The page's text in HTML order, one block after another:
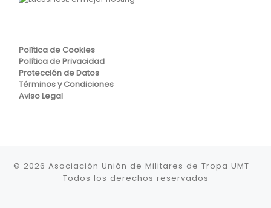
Política de Cookies
Política de Privacidad
Protección de Datos
Términos y Condiciones
Aviso Legal
© 2026 Asociación Unión de Militares de Tropa UMT –
Todos los derechos reservados